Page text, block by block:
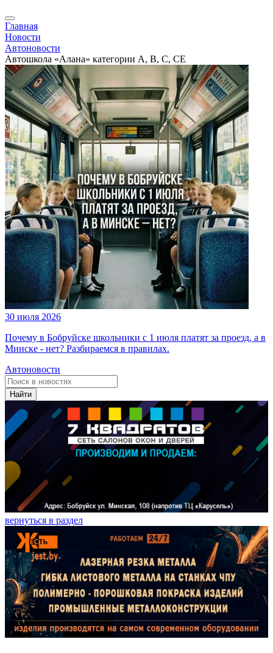
Главная
Новости
Автоновости
Автошкола «Алана» категории А, В, С, СЕ
30 июля 2026
Почему в Бобруйске школьники с 1 июля платят за проезд, а в
Минске - нет? Разбираемся в правилах.
Автоновости
Найти
вернуться в раздел